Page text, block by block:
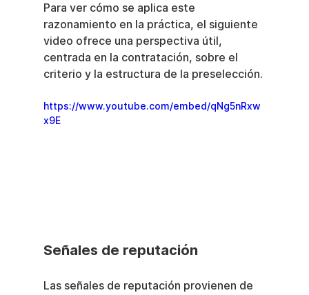
Para ver cómo se aplica este
razonamiento en la práctica, el siguiente
video ofrece una perspectiva útil,
centrada en la contratación, sobre el
criterio y la estructura de la preselección.
https://www.youtube.com/embed/qNg5nRxw
x9E
Señales de reputación
Las señales de reputación provienen de